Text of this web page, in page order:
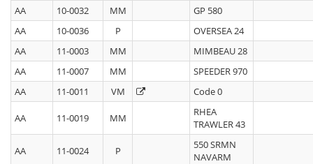
AA
10-0032 MM
GP 580
AA
10-0036 P
OVERSEA 24
AA
11-0003 MM
MIMBEAU 28
AA
11-0007 MM
SPEEDER 970
AA
11-0011 VM Code 0
AA 11-0019 MM
RHEA
TRAWLER 43
AA 11-0024 P
550 SRMN
NAVARM